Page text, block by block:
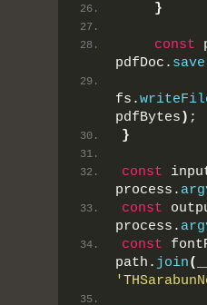
}
const
pdfDoc. save
fs.
pdfBytes ) ;
}
const
process.
const
process.
const
path. join(